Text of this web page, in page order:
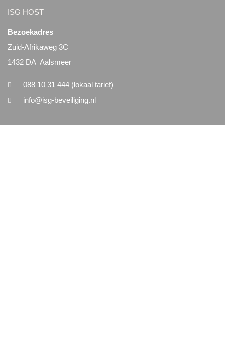
ISG HOST
Bezoekadres
Zuid-Afrikaweg 3C
1432 DA Aalsmeer
088 10 31 444 (lokaal tarief)
info@isg-beveiliging.nl
Menu